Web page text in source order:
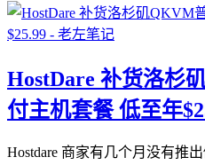
HostDare 补货洛杉
付主机套餐 低至年
Hostdare 商家有几个月没有推